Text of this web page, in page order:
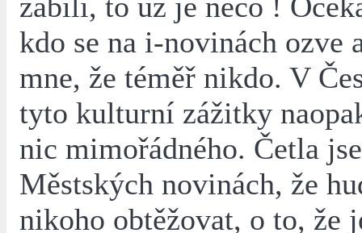
zabili, to už je něco !
kdo se na i-novinách ozve
mne, že téměř nikdo. V
tyto kulturní zážitky
nic mimořádného. Četla
Městských novinách, že
nikoho obtěžovat, o to, že